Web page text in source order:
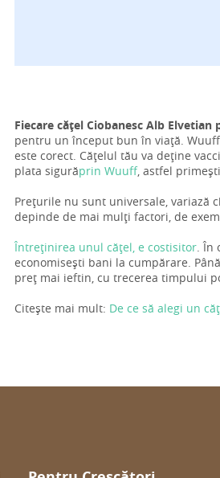
Fiecare cățel Ciobanesc Alb Elvetian
pentru un început bun în viață.
este corect. Cățelul tău va deține
plata sigurăprin Wuuff, astfel
Prețurile nu sunt universale, variază
depinde de mai mulți factori, de
Întreținirea unul cățel, e costisitor. În
economisești bani la cumpărare.
preț mai ieftin, cu trecerea timpului
Citește mai mult: De ce să alegi un